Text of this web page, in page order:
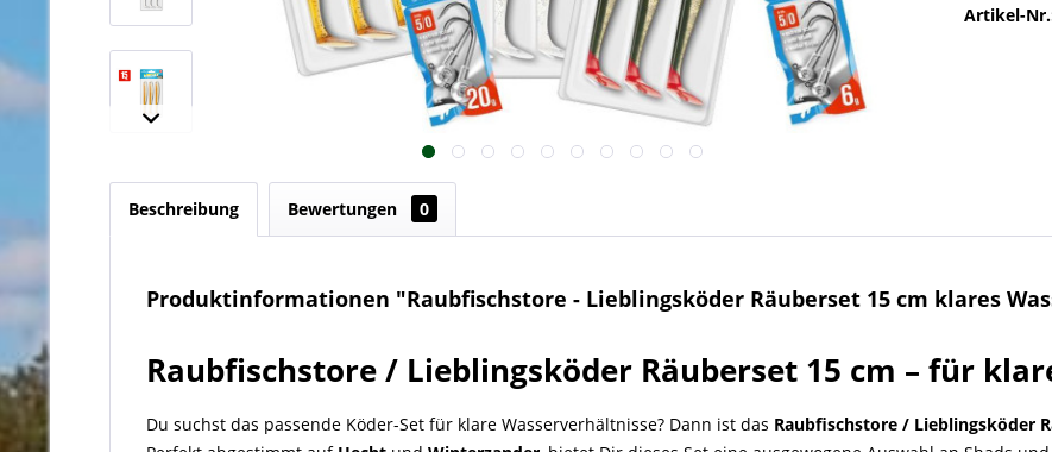
Artikel-
Beschreibung Bewertungen 0
Produktinformationen "Raubfischstore - Lieblingsköder Räuberset 15 cm klares
Raubfischstore / Lieblingsköder Räuberset 15 cm – für
Du suchst das passende Köder-Set für klare Wasserverhältnisse? Dann ist das Raubfischstore / Lieblingsköder